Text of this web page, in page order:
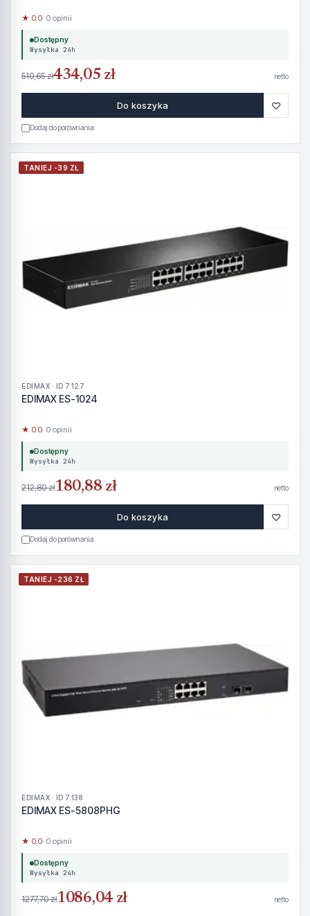
★ 0.0· 0 opinii
Dostępny
Wysyłka 24h
510,65 zł434,05 zł netto
Do koszyka ♡
Dodaj do porównania
TANIEJ -39 ZŁ
EDIMAX · ID 7127
EDIMAX ES-1024
★ 0.0· 0 opinii
Dostępny
Wysyłka 24h
212,80 zł180,88 zł netto
Do koszyka ♡
Dodaj do porównania
TANIEJ -236 ZŁ
EDIMAX · ID 7138
EDIMAX ES-5808PHG
★ 0.0· 0 opinii
Dostępny
Wysyłka 24h
1277,70 zł1086,04 zł netto